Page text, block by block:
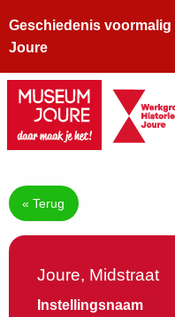
Geschiedenis voormalig
Joure
« Terug
Joure, Midstraat
Instellingsnaam